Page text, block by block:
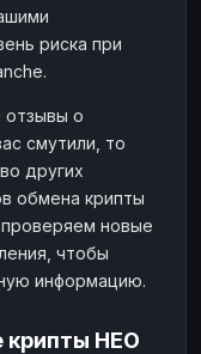
риска при
отзывы о
смутили, то
других
обмена крипты
проверяем новые
чтобы
информацию.
крипты НЕО